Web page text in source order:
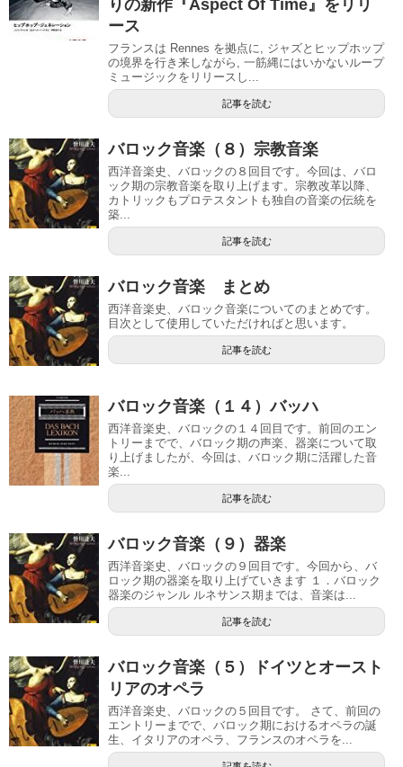
りの新作『Aspect Of Time』をリリ
ース
フランスは Rennes を拠点に, ジャズとヒップホップ
の境界を行き来しながら, 一筋縄にはいかないループ
ミュージックをリリースし...
記事を読む
バロック音楽（８）宗教音楽
西洋音楽史、バロックの８回目です。今回は、バロ
ック期の宗教音楽を取り上げます。宗教改革以降、
カトリックもプロテスタントも独自の音楽の伝統を
築...
記事を読む
バロック音楽 まとめ
西洋音楽史、バロック音楽についてのまとめです。
目次として使用していただければと思います。
記事を読む
バロック音楽（１４）バッハ
西洋音楽史、バロックの１４回目です。前回のエン
トリーまでで、バロック期の声楽、器楽について取
り上げましたが、今回は、バロック期に活躍した音
楽...
記事を読む
バロック音楽（９）器楽
西洋音楽史、バロックの９回目です。今回から、バ
ロック期の器楽を取り上げていきます １．バロック
器楽のジャンル ルネサンス期までは、音楽は...
記事を読む
バロック音楽（５）ドイツとオースト
リアのオペラ
西洋音楽史、バロックの５回目です。 さて、前回の
エントリーまでで、バロック期におけるオペラの誕
生、イタリアのオペラ、フランスのオペラを...